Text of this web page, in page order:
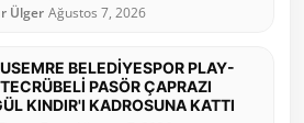
Ülger Ağustos 7, 2026
BELEDİYESPOR PLAY-
PASÖR ÇAPRAZI
KINDIR'I KADROSUNA KATTI